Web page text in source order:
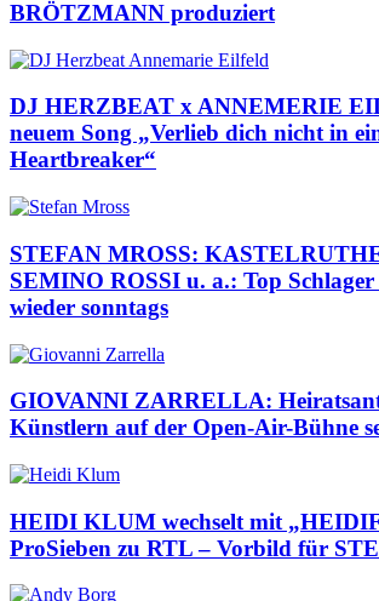
BRÖTZMANN produziert
DJ HERZBEAT x ANNEMERIE
neuem Song „Verlieb dich nicht in
Heartbreaker“
STEFAN MROSS:
SEMINO ROSSI u. a.: Top
wieder sonntags
GIOVANNI ZARRELLA:
Künstlern auf der Open-Air-Bühne
HEIDI KLUM wechselt mit
ProSieben zu RTL – Vorbild für